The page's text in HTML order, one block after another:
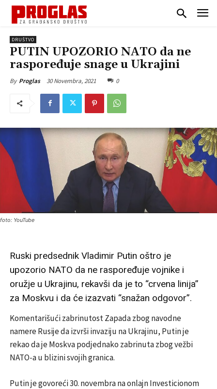
DRUŠTVO
PUTIN UPOZORIO NATO da ne
raspoređuje snage u Ukrajini
By Proglas 30 Novembra, 2021 0
foto: YouTube
Ruski predsednik Vladimir Putin oštro je
upozorio NATO da ne raspoređuje vojnike i
oružje u Ukrajinu, rekavši da je to “crvena linija”
za Moskvu i da će izazvati “snažan odgovor”.
Komentarišući zabrinutost Zapada zbog navodne
namere Rusije da izvrši invaziju na Ukrajinu, Putin je
rekao da je Moskva podjednako zabrinuta zbog vežbi
NATO-a u blizini svojih granica.
Putin je govoreći 30. novembra na onlajn Investicionom